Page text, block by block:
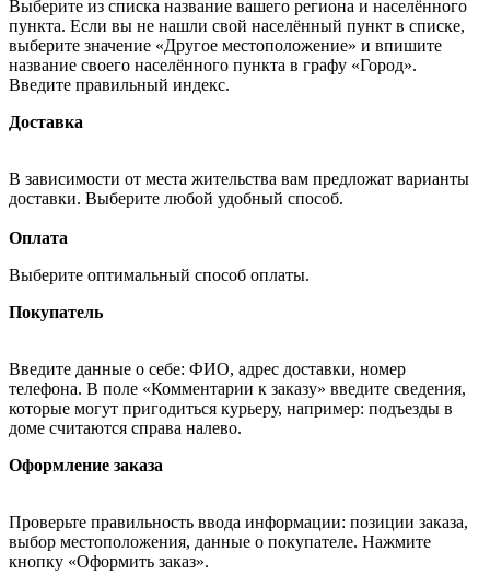
Выберите из списка название вашего региона и населённого
пункта. Если вы не нашли свой населённый пункт в списке,
выберите значение «Другое местоположение» и впишите
название своего населённого пункта в графу «Город».
Введите правильный индекс.
Доставка
В зависимости от места жительства вам предложат варианты
доставки. Выберите любой удобный способ.
Оплата
Выберите оптимальный способ оплаты.
Покупатель
Введите данные о себе: ФИО, адрес доставки, номер
телефона. В поле «Комментарии к заказу» введите сведения,
которые могут пригодиться курьеру, например: подъезды в
доме считаются справа налево.
Оформление заказа
Проверьте правильность ввода информации: позиции заказа,
выбор местоположения, данные о покупателе. Нажмите
кнопку «Оформить заказ».